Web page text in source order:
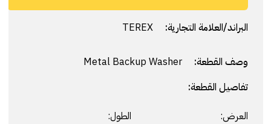
البراند/العلامة التجارية: TEREX
وصف القطعة:
Metal Backup Washer
تفاصيل القطعة:
العرض:
الطول: